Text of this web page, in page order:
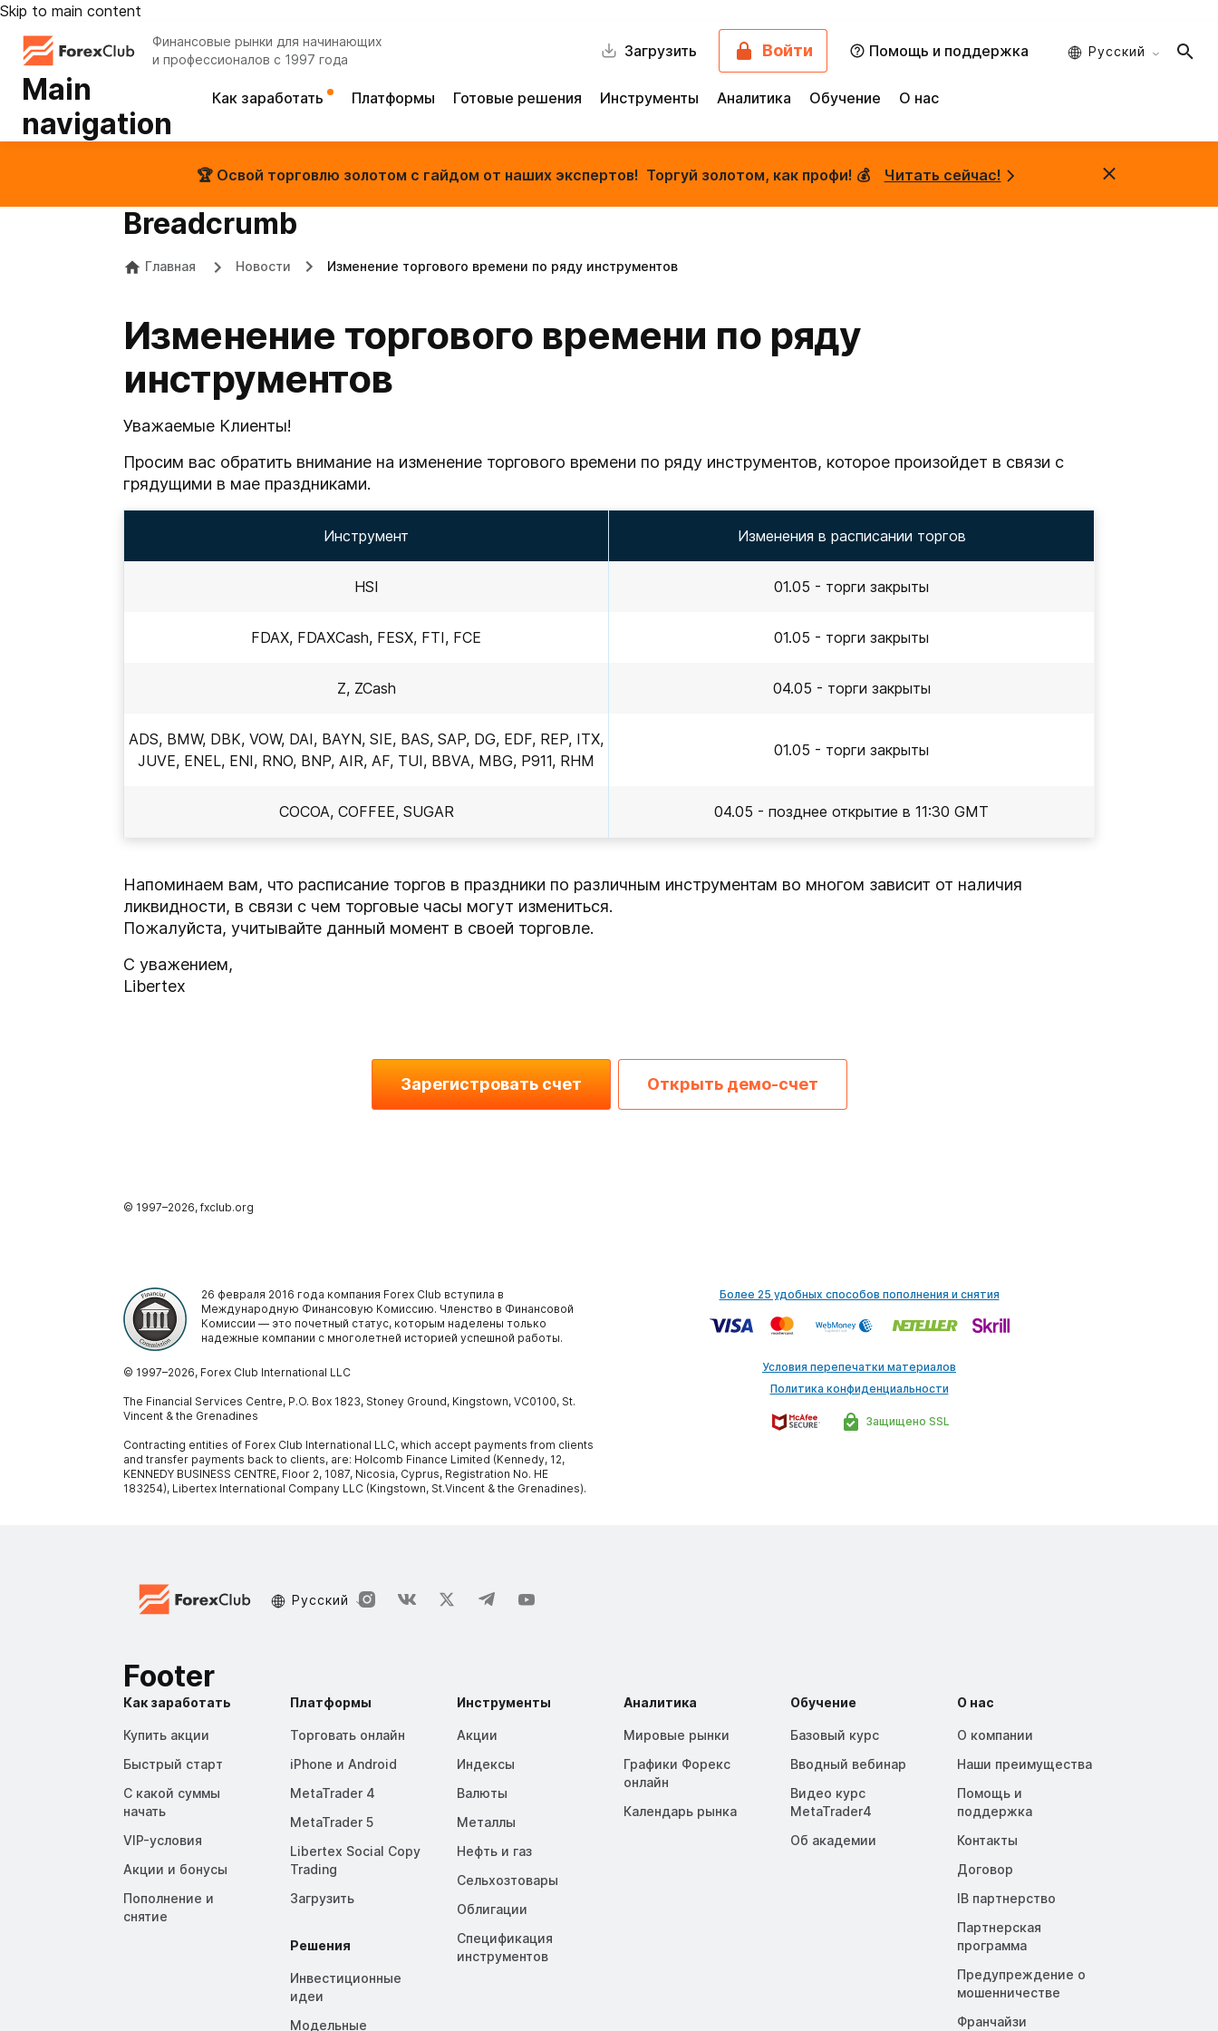
Skip to main content
Финансовые рынки для начинающих
и профессионалов с 1997 года
Загрузить Войти Помощь и поддержка Русский
Main
navigation
Как заработать Платформы Готовые решения Инструменты Аналитика Обучение О нас
🏆 Освой торговлю золотом с гайдом от наших экспертов! Торгуй золотом, как профи! 💰 Читать сейчас!
Breadcrumb
Главная Новости Изменение торгового времени по ряду инструментов
Изменение торгового времени по ряду
инструментов
Уважаемые Клиенты!
Просим вас обратить внимание на изменение торгового времени по ряду инструментов, которое произойдет в связи с
грядущими в мае праздниками.
Инструмент Изменения в расписании торгов
HSI 01.05 - торги закрыты
FDAX, FDAXCash, FESX, FTI, FCE 01.05 - торги закрыты
Z, ZCash 04.05 - торги закрыты
ADS, BMW, DBK, VOW, DAI, BAYN, SIE, BAS, SAP, DG, EDF, REP, ITX,
JUVE, ENEL, ENI, RNO, BNP, AIR, AF, TUI, BBVA, MBG, P911, RHM
01.05 - торги закрыты
COCOA, COFFEE, SUGAR 04.05 - позднее открытие в 11:30 GMT
Напоминаем вам, что расписание торгов в праздники по различным инструментам во многом зависит от наличия
ликвидности, в связи с чем торговые часы могут измениться.
Пожалуйста, учитывайте данный момент в своей торговле.
С уважением,
Libertex
Зарегистровать счет Открыть демо-счет
© 1997–2026, fxclub.org
26 февраля 2016 года компания Forex Club вступила в
Международную Финансовую Комиссию. Членство в Финансовой
Комиссии — это почетный статус, которым наделены только
надежные компании с многолетней историей успешной работы.
© 1997–2026, Forex Club International LLC
The Financial Services Centre, P.O. Box 1823, Stoney Ground, Kingstown, VC0100, St.
Vincent & the Grenadines
Contracting entities of Forex Club International LLC, which accept payments from clients
and transfer payments back to clients, are: Holcomb Finance Limited (Kennedy, 12,
KENNEDY BUSINESS CENTRE, Floor 2, 1087, Nicosia, Cyprus, Registration No. HE
183254), Libertex International Company LLC (Kingstown, St.Vincent & the Grenadines).
Более 25 удобных способов пополнения и снятия
Защищено SSL
Условия перепечатки материалов
Политика конфиденциальности
Русский
Footer
Как заработать
Купить акции
Быстрый старт
С какой суммы
начать
VIP-условия
Акции и бонусы
Пополнение и
снятие
Платформы
Торговать онлайн
iPhone и Android
MetaTrader 4
MetaTrader 5
Libertex Social Copy
Trading
Загрузить
Решения
Инвестиционные
идеи
Модельные
Инструменты
Акции
Индексы
Валюты
Металлы
Нефть и газ
Сельхозтовары
Облигации
Спецификация
инструментов
Аналитика
Мировые рынки
Графики Форекс
онлайн
Календарь рынка
Обучение
Базовый курс
Вводный вебинар
Видео курс
MetaTrader4
Об академии
О нас
О компании
Наши преимущества
Помощь и
поддержка
Контакты
Договор
IB партнерство
Партнерская
программа
Предупреждение о
мошенничестве
Франчайзи